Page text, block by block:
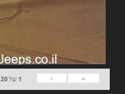
«
‹
1 של20